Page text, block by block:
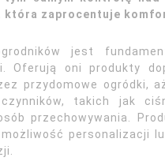
zaprocentuje
jest
Oferują oni produkty
przydomowe ogródki,
takich jak
przechowywania.
personalizacji